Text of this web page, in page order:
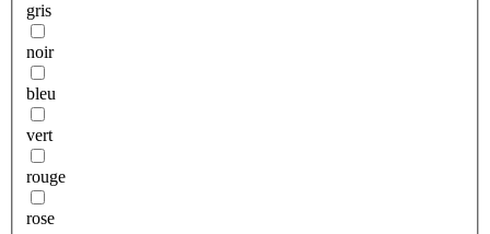
gris
noir
bleu
vert
rouge
rose